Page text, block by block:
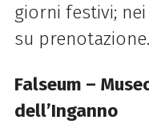
giorni festivi;
su prenotazione.
Falseum –
dell’Inganno